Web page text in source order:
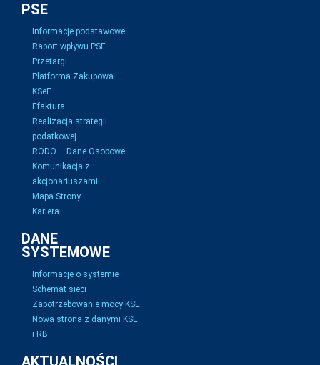
PSE
Informacje podstawowe
Raport wpływu PSE
Przetargi
Platforma Zakupowa
KSeF
Efaktura
Realizacja strategii
podatkowej
RODO – Dane Osobowe
Komunikacja z
akcjonariuszami
Mapa Strony
Kariera
DANE
SYSTEMOWE
Informacje o systemie
Schemat sieci
Zapotrzebowanie mocy KSE
Nowa strona z danymi KSE
i RB
AKTUALNOŚCI